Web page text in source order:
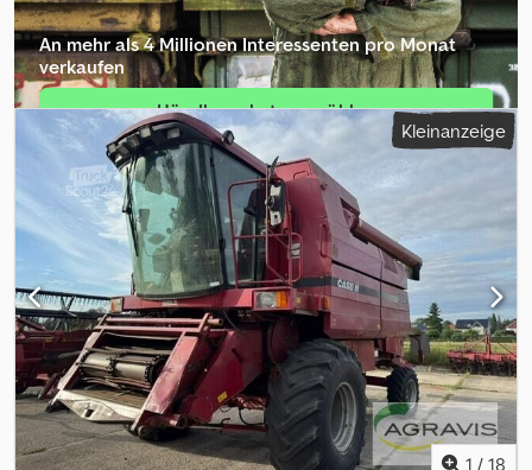
An mehr als 4 Millionen Inte­ressenten pro Monat
verkaufen
Händlerpaket auswählen
Einzelinserat erstellen
Kleinanzeige
1 / 18